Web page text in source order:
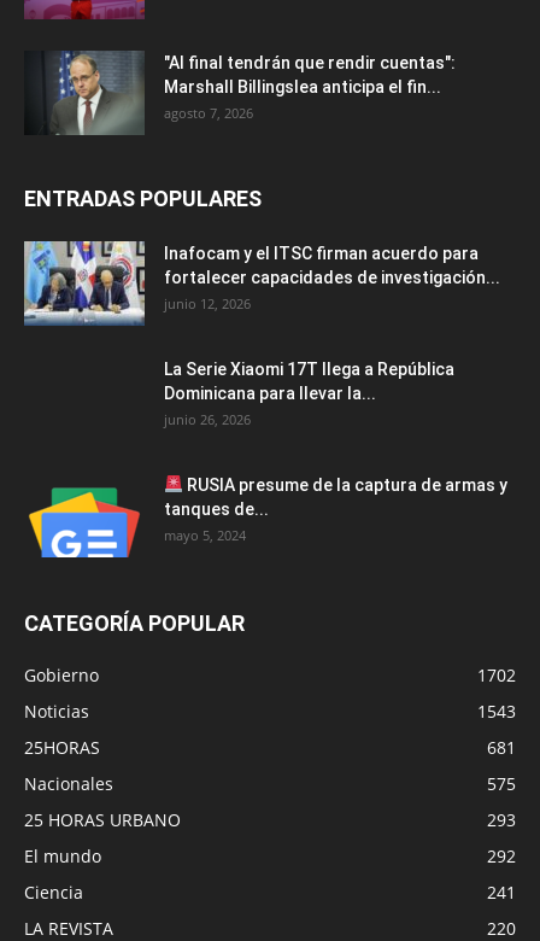
"Al final tendrán que rendir cuentas":
Marshall Billingslea anticipa el fin...
agosto 7, 2026
ENTRADAS POPULARES
Inafocam y el ITSC firman acuerdo para
fortalecer capacidades de investigación...
junio 12, 2026
La Serie Xiaomi 17T llega a República
Dominicana para llevar la...
junio 26, 2026
RUSIA presume de la captura de armas y
tanques de...
mayo 5, 2024
CATEGORÍA POPULAR
Gobierno
1702
Noticias
1543
25HORAS
681
Nacionales
575
25 HORAS URBANO
293
El mundo
292
Ciencia
241
LA REVISTA
220